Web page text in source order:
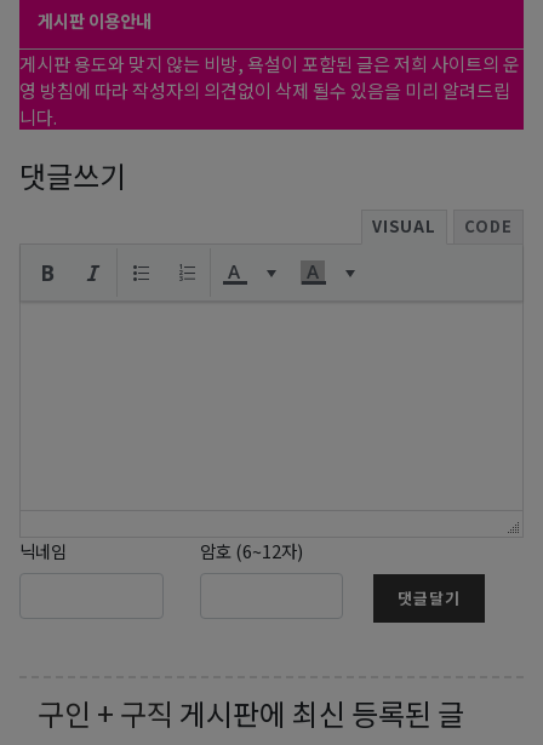
게시판 이용안내
게시판 용도와 맞지 않는 비방, 욕설이 포함된 글은 저희 사이트의 운
영 방침에 따라 작성자의 의견없이 삭제 될수 있음을 미리 알려드립
니다.
댓글쓰기
VISUAL CODE
닉네임 암호 (6~12자)
댓글달기
구인 + 구직 게시판에 최신 등록된 글